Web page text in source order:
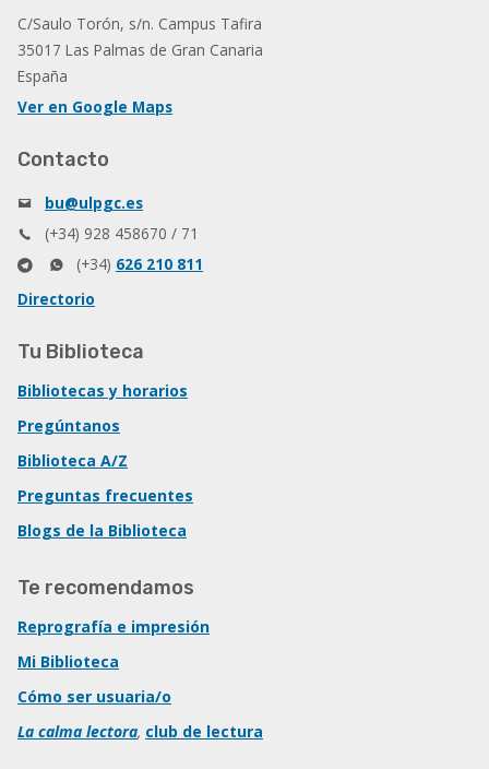
C/Saulo Torón, s/n. Campus Tafira
35017 Las Palmas de Gran Canaria
España
Ver en Google Maps
Contacto
bu@ulpgc.es
(+34) 928 458670 / 71
(+34) 626 210 811
Directorio
Tu Biblioteca
Bibliotecas y horarios
Pregúntanos
Biblioteca A/Z
Preguntas frecuentes
Blogs de la Biblioteca
Te recomendamos
Reprografía e impresión
Mi Biblioteca
Cómo ser usuaria/o
La calma lectora, club de lectura